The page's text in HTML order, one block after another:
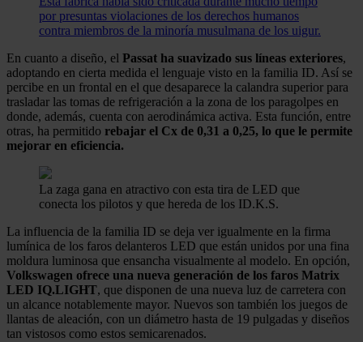
por presuntas violaciones de los derechos humanos
contra miembros de la minoría musulmana de los uigur.
En cuanto a diseño, el Passat ha suavizado sus líneas exteriores,
adoptando en cierta medida el lenguaje visto en la familia ID. Así se
percibe en un frontal en el que desaparece la calandra superior para
trasladar las tomas de refrigeración a la zona de los paragolpes en
donde, además, cuenta con aerodinámica activa. Esta función, entre
otras, ha permitido rebajar el Cx de 0,31 a 0,25, lo que le permite
mejorar en eficiencia.
La zaga gana en atractivo con esta tira de LED que
conecta los pilotos y que hereda de los ID.K.S.
La influencia de la familia ID se deja ver igualmente en la firma
lumínica de los faros delanteros LED que están unidos por una fina
moldura luminosa que ensancha visualmente al modelo. En opción,
Volkswagen ofrece una nueva generación de los faros Matrix
LED IQ.LIGHT, que disponen de una nueva luz de carretera con
un alcance notablemente mayor. Nuevos son también los juegos de
llantas de aleación, con un diámetro hasta de 19 pulgadas y diseños
tan vistosos como estos semicarenados.